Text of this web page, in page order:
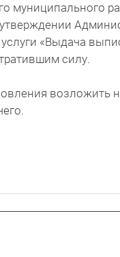
муниципального
«Выдача
силу.
возложить